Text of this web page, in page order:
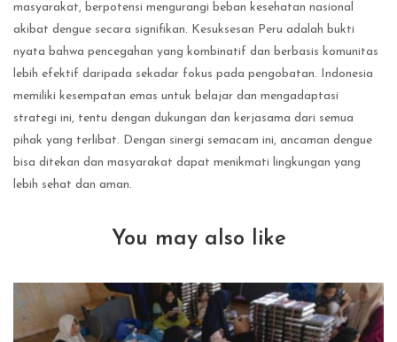
masyarakat, berpotensi mengurangi beban kesehatan nasional
akibat dengue secara signifikan. Kesuksesan Peru adalah bukti
nyata bahwa pencegahan yang kombinatif dan berbasis komunitas
lebih efektif daripada sekadar fokus pada pengobatan. Indonesia
memiliki kesempatan emas untuk belajar dan mengadaptasi
strategi ini, tentu dengan dukungan dan kerjasama dari semua
pihak yang terlibat. Dengan sinergi semacam ini, ancaman dengue
bisa ditekan dan masyarakat dapat menikmati lingkungan yang
lebih sehat dan aman.
You may also like